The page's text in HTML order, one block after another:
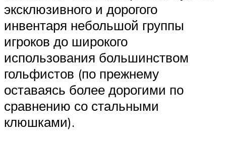
эксклюзивного и дорогого
инвентаря небольшой группы
игроков до широкого
использования большинством
гольфистов (по прежнему
оставаясь более дорогими по
сравнению со стальными
клюшками).